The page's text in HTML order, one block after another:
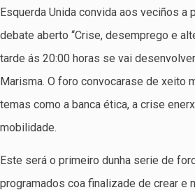
Esquerda Unida convida aos veciños a
debate aberto “Crise, desemprego e
tarde ás 20:00 horas se vai
Marisma. O foro convocarase de xeito
temas como a banca ética, a crise
mobilidade.
Este será o primeiro dunha serie de
programados coa finalizade de crear e